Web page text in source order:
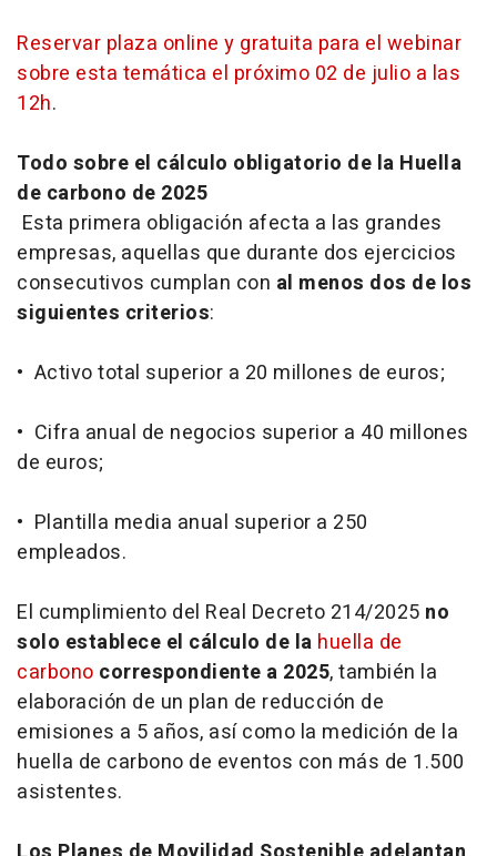
Reservar plaza online y gratuita para el webinar
sobre esta temática el próximo 02 de julio a las
12h.
Todo sobre el cálculo obligatorio de la Huella
de carbono de 2025
Esta primera obligación afecta a las grandes
empresas, aquellas que durante dos ejercicios
consecutivos cumplan con al menos dos de los
siguientes criterios:
• Activo total superior a 20 millones de euros;
• Cifra anual de negocios superior a 40 millones
de euros;
• Plantilla media anual superior a 250
empleados.
El cumplimiento del Real Decreto 214/2025 no
solo establece el cálculo de la huella de
carbono correspondiente a 2025, también la
elaboración de un plan de reducción de
emisiones a 5 años, así como la medición de la
huella de carbono de eventos con más de 1.500
asistentes.